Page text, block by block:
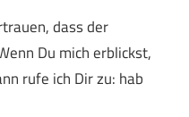
dass der
Du mich erblickst,
rufe ich Dir zu: hab